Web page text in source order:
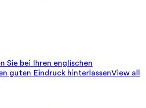
Sie bei Ihren englischen
guten Eindruck hinterlassenView all